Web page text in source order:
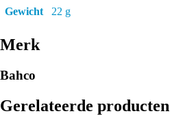
Gewicht 22 g
Merk
Bahco
Gerelateerde producten